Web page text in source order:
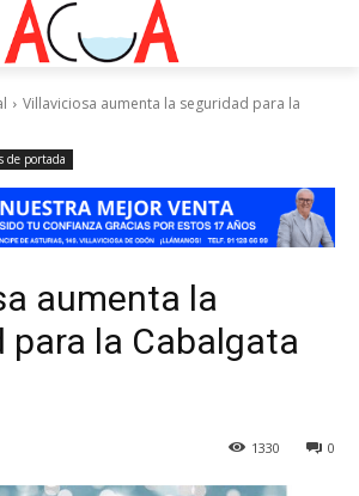
Villaviciosa aumenta la seguridad para la
de portada
aumenta la
para la Cabalgata
0
1330